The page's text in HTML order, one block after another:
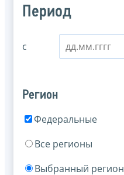
Период
с
Регион
Федеральные
Все регионы
Выбранный регион